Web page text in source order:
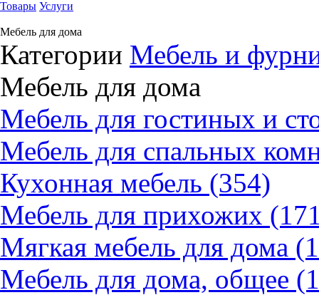
Товары Услуги
Мебель для дома
Категории Мебель и
Мебель для дома
Мебель для гостиных и
Мебель для спальных
Кухонная мебель (354)
Мебель для прихожих
Мягкая мебель для дома
Мебель для дома, общее